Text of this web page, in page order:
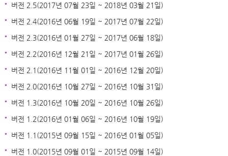
버전 2.5(2017년 07월 23일 ~ 2018년 03월 21일)
버전 2.4(2016년 06월 19일 ~ 2017년 07월 22일)
버전 2.3(2016년 01월 27일 ~ 2017년 06월 18일)
버전 2.2(2016년 12월 21일 ~ 2017년 01월 26일)
버전 2.1(2016년 11월 01일 ~ 2016년 12월 20일)
버전 2.0(2016년 10월 27일 ~ 2016년 10월 31일)
버전 1.3(2016년 10월 20일 ~ 2016년 10월 26일)
버전 1.2(2016년 01월 06일 ~ 2016년 10월 19일)
버전 1.1(2015년 09월 15일 ~ 2016년 01월 05일)
버전 1.0(2015년 09월 01일 ~ 2015년 09월 14일)